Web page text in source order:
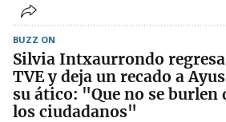
BUZZ ON
Silvia Intxaurrondo
TVE y deja un recado a
su ático: "Que no se burlen
los ciudadanos"